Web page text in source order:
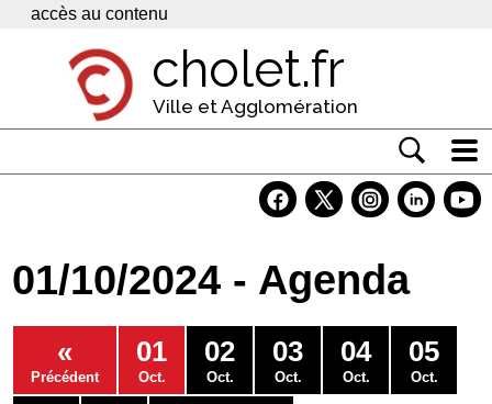
Panneau de gestion des cookies
accès au contenu
cholet.fr
Ville et Agglomération
Economie
Services
Contacts
01/10/2024 - Agenda
«
Précédent
01
Oct.
02
Oct.
03
Oct.
04
Oct.
05
Oct.